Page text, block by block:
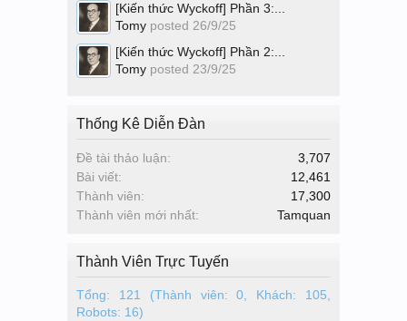
[Kiến thức Wyckoff] Phần 3:...
Tomy posted 26/9/25
[Kiến thức Wyckoff] Phần 2:...
Tomy posted 23/9/25
Thống Kê Diễn Đàn
Đề tài thảo luận:
3,707
Bài viết:
12,461
Thành viên:
17,300
Thành viên mới nhất:
Tamquan
Thành Viên Trực Tuyến
Tổng: 121 (Thành viên: 0, Khách: 105,
Robots: 16)